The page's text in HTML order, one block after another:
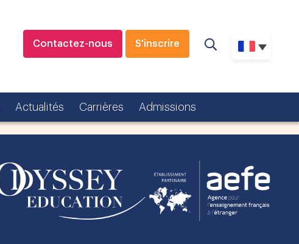
Contactez-nous S'inscrire
Actualités Carrières Admissions